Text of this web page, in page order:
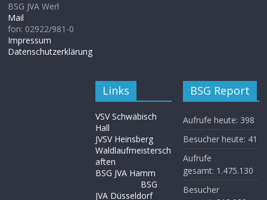
BSG JVA Werl
Mail
fon: 02922/981-0
Impressum
Datenschutzerklärung
Links
VSV Schwäbisch
Hall
JVSV Heinsberg
Waldlaufmeistersch
aften
BSG JVA Hamm
BSG
JVA Düsseldorf
BSG Report
Aufrufe heute: 398
Besucher heute: 41
Aufrufe
gesamt: 1.475.130
Besucher